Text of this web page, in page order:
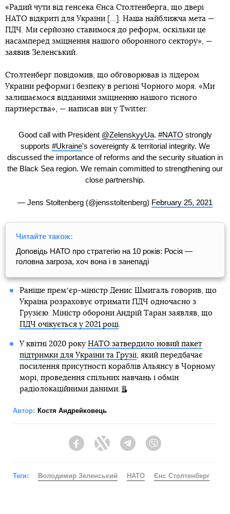
«Радий чути від генсека Єнса Столтенберга, що двері
НАТО відкриті для України [...]. Наша найближча мета —
ПДЧ. Ми серйозно ставимося до реформ, оскільки це
насамперед зміцнення нашого оборонного сектору», —
заявив Зеленський.
Столтенберг повідомив, що обговорював із лідером
України реформи і безпеку в регіоні Чорного моря. «Ми
залишаємося відданими зміцненню нашого тісного
партнерства», — написав він у Twitter.
Good call with President @ZelenskyyUa. #NATO strongly
supports #Ukraine's sovereignty & territorial integrity. We
discussed the importance of reforms and the security situation in
the Black Sea region. We remain committed to strengthening our
close partnership.
— Jens Stoltenberg (@jensstoltenberg) February 25, 2021
Читайте також:
Доповідь НАТО про стратегію на 10 років: Росія —
головна загроза, хоч вона і в занепаді
Раніше премʼєр-міністр Денис Шмигаль говорив, що
Україна розраховує отримати ПДЧ одночасно з
Грузією. Міністр оборони Андрій Таран заявляв, що
ПДЧ очікується у 2021 році.
У квітні 2020 року НАТО затвердило новий пакет
підтримки для України та Грузії, який передбачає
посилення присутності кораблів Альянсу в Чорному
морі, проведення спільних навчань і обмін
радіолокаційними даними.
Автор: Костя Андрейковець
FacebookTwitter Telegram
Теги: Володимир Зеленський НАТО Єнс Столтенберг